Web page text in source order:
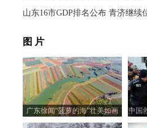
山东16市GDP排名公布 青济继续
图 片
广东徐闻“菠萝的海”壮美如画
中国